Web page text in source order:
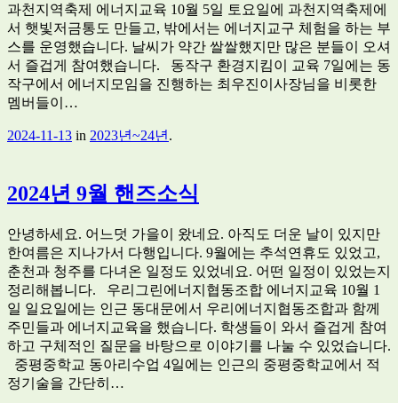
과천지역축제 에너지교육 10월 5일 토요일에 과천지역축제에
서 햇빛저금통도 만들고, 밖에서는 에너지교구 체험을 하는 부
스를 운영했습니다. 날씨가 약간 쌀쌀했지만 많은 분들이 오셔
서 즐겁게 참여했습니다. 동작구 환경지킴이 교육 7일에는 동
작구에서 에너지모임을 진행하는 최우진이사장님을 비롯한
멤버들이…
2024-11-13 in 2023년~24년 .
2024년 9월 핸즈소식
안녕하세요. 어느덧 가을이 왔네요. 아직도 더운 날이 있지만
한여름은 지나가서 다행입니다. 9월에는 추석연휴도 있었고,
춘천과 청주를 다녀온 일정도 있었네요. 어떤 일정이 있었는지
정리해봅니다. 우리그린에너지협동조합 에너지교육 10월 1
일 일요일에는 인근 동대문에서 우리에너지협동조합과 함께
주민들과 에너지교육을 했습니다. 학생들이 와서 즐겁게 참여
하고 구체적인 질문을 바탕으로 이야기를 나눌 수 있었습니다.
중평중학교 동아리수업 4일에는 인근의 중평중학교에서 적
정기술을 간단히…